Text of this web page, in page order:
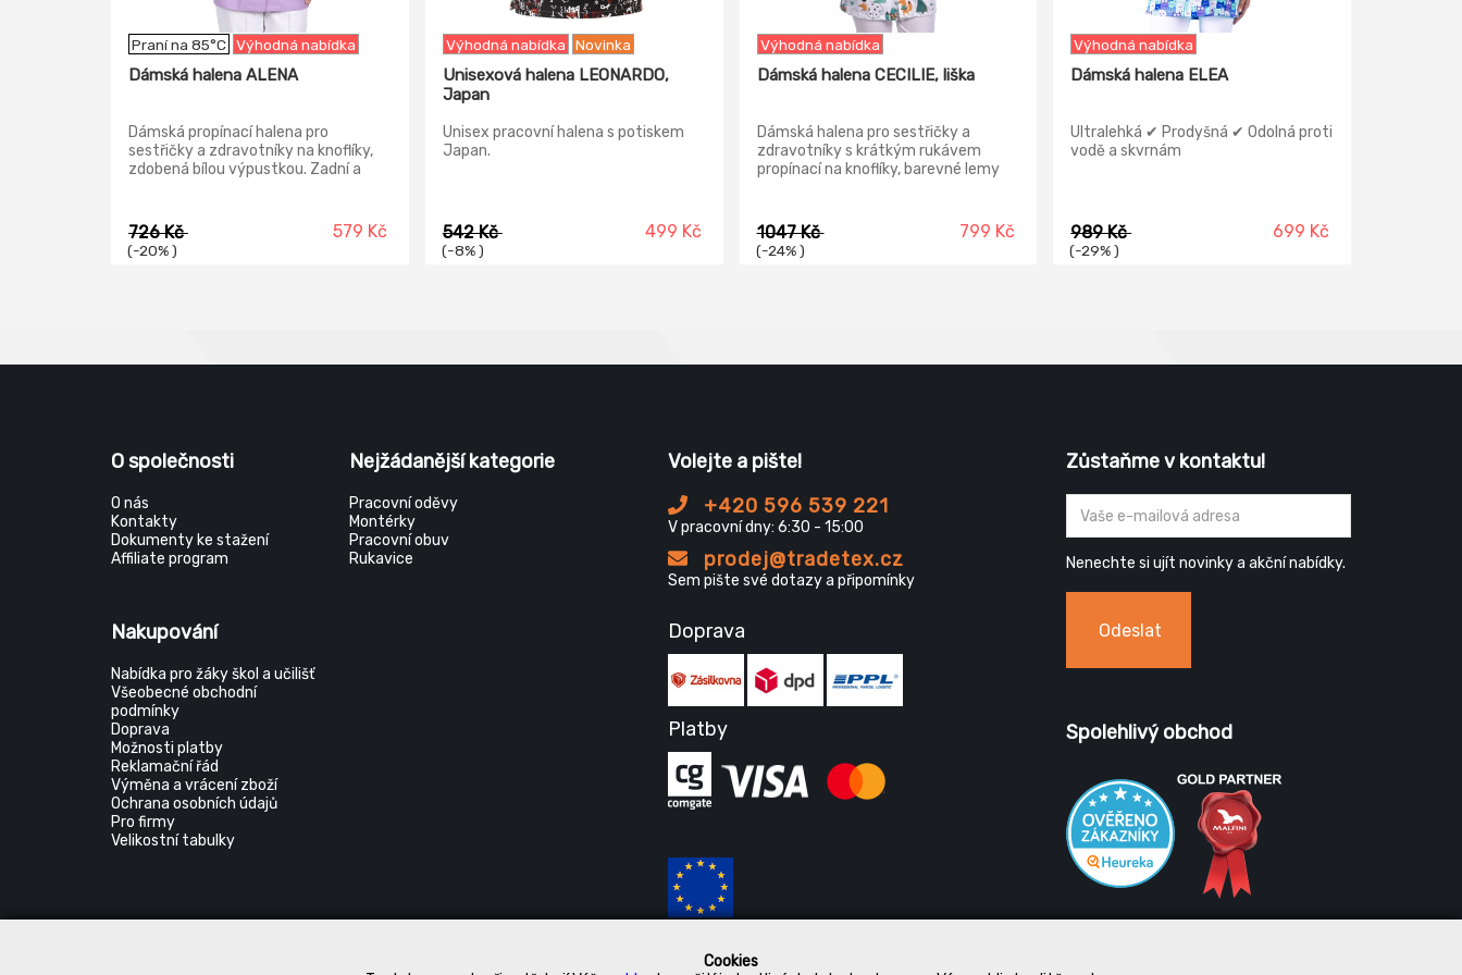
Cookies
Praní na 85°C Výhodná nabídka
Dámská halena ALENA
Dámská propínací halena pro
sestřičky a zdravotníky na knoflíky,
zdobená bílou výpustkou. Zadní a
s manžetou.
726 Kč
(-20% )
579 Kč
Výhodná nabídka Novinka
Unisexová halena LEONARDO,
Japan
Unisex pracovní halena s potiskem
Japan.
542 Kč
(-8% )
499 Kč
Výhodná nabídka
Dámská halena CECILIE, liška
Dámská halena pro sestřičky a
zdravotníky s krátkým rukávem
propínací na knoflíky, barevné lemy
1047 Kč
(-24% )
799 Kč
Výhodná nabídka
Dámská halena ELEA
Ultralehká ✔ Prodyšná ✔ Odolná proti
vodě a skvrnám
989 Kč
(-29% )
699 Kč
O společnosti
O nás
Kontakty
Dokumenty ke stažení
Affiliate program
Nakupování
Nabídka pro žáky škol a učilišť
Všeobecné obchodní
podmínky
Doprava
Možnosti platby
Reklamační řád
Výměna a vrácení zboží
Ochrana osobních údajů
Pro firmy
Velikostní tabulky
Nejžádanější kategorie
Pracovní oděvy
Montérky
Pracovní obuv
Rukavice
Volejte a pište!
+420 596 539 221
V pracovní dny: 6:30 - 15:00
prodej@tradetex.cz
Sem pište své dotazy a připomínky
Doprava
Platby
Zůstaňme v kontaktu!
Nenechte si ujít novinky a akční nabídky.
Odeslat
Spolehlivý obchod